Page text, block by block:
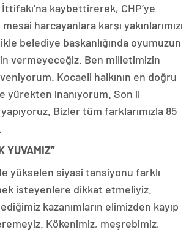
kaybettirerek, CHP’ye
harcayanlara karşı yakınlarımızı
belediye başkanlığında oyumuzun
vermeyeceğiz. Ben milletimizin
Kocaeli halkının en doğru
yürekten inanıyorum. Son il
Bizler tüm farklarımızla 85
YUVAMIZ”
yükselen siyasi tansiyonu farklı
isteyenlere dikkat etmeliyiz.
kazanımların elimizden kayıp
Kökenimiz, meşrebimiz,